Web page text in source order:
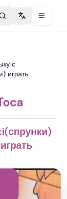
Change
с
играть